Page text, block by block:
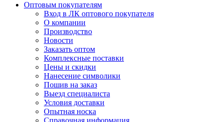
Оптовым покупателям
Вход в ЛК оптового покупателя
О компании
Производство
Новости
Заказать оптом
Комплексные поставки
Цены и скидки
Нанесение символики
Пошив на заказ
Выезд специалиста
Условия доставки
Опытная носка
Справочная информация